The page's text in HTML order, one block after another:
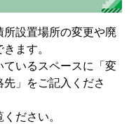
設置場所の変更や廃
ます。
いるスペースに「変
」をご記入くださ
ださい。